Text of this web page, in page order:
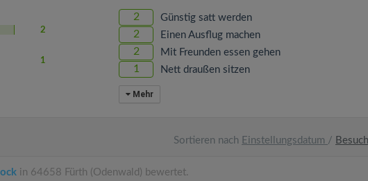
2
1
2 Günstig satt werden
2 Einen Ausflug machen
2 Mit Freunden essen gehen
1 Nett draußen sitzen
Mehr
Sortieren nach Einstellungsdatum /
in 64658 Fürth (Odenwald) bewertet.